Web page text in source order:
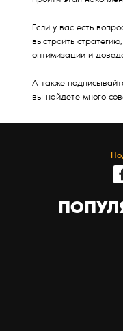
Если у вас есть
выстроить
оптимизации и
А также
вы найдете много